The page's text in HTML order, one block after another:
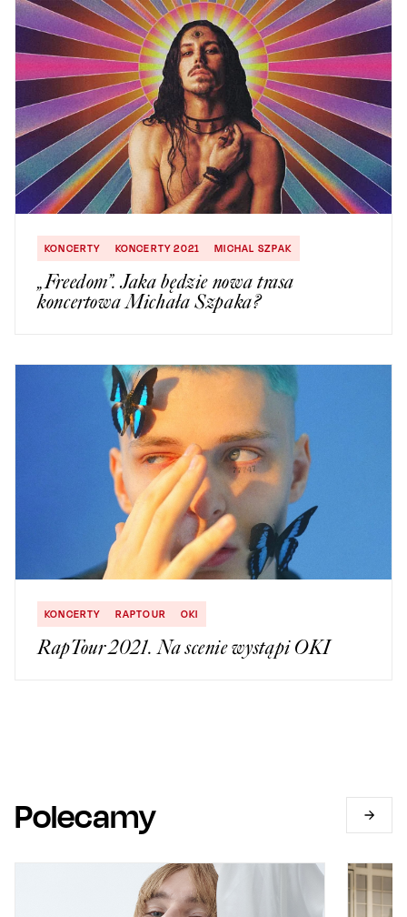
KONCERTY KONCERTY 2021 MICHAL SZPAK
„Freedom”. Jaka będzie nowa trasa
koncertowa Michała Szpaka?
KONCERTY RAPTOUR OKI
RapTour 2021. Na scenie wystąpi OKI
Polecamy